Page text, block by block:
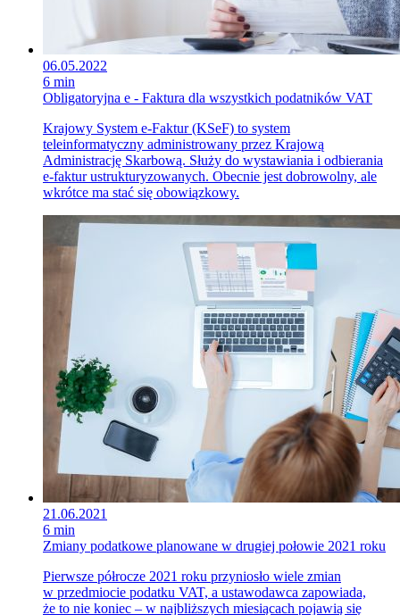
06.05.2022
6 min
Obligatoryjna e - Faktura dla wszystkich podatników VAT
Krajowy System e-Faktur (KSeF) to system
teleinformatyczny administrowany przez Krajową
Administrację Skarbową. Służy do wystawiania i odbierania
e-faktur ustrukturyzowanych. Obecnie jest dobrowolny, ale
wkrótce ma stać się obowiązkowy.
21.06.2021
6 min
Zmiany podatkowe planowane w drugiej połowie 2021 roku
Pierwsze półrocze 2021 roku przyniosło wiele zmian
w przedmiocie podatku VAT, a ustawodawca zapowiada,
że to nie koniec – w najbliższych miesiącach pojawią się